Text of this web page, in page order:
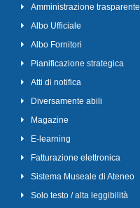
Amministrazione trasparente
Albo Ufficiale
Albo Fornitori
Pianificazione strategica
Atti di notifica
Diversamente abili
Magazine
E-learning
Fatturazione elettronica
Sistema Museale di Ateneo
Solo testo / alta leggibilità